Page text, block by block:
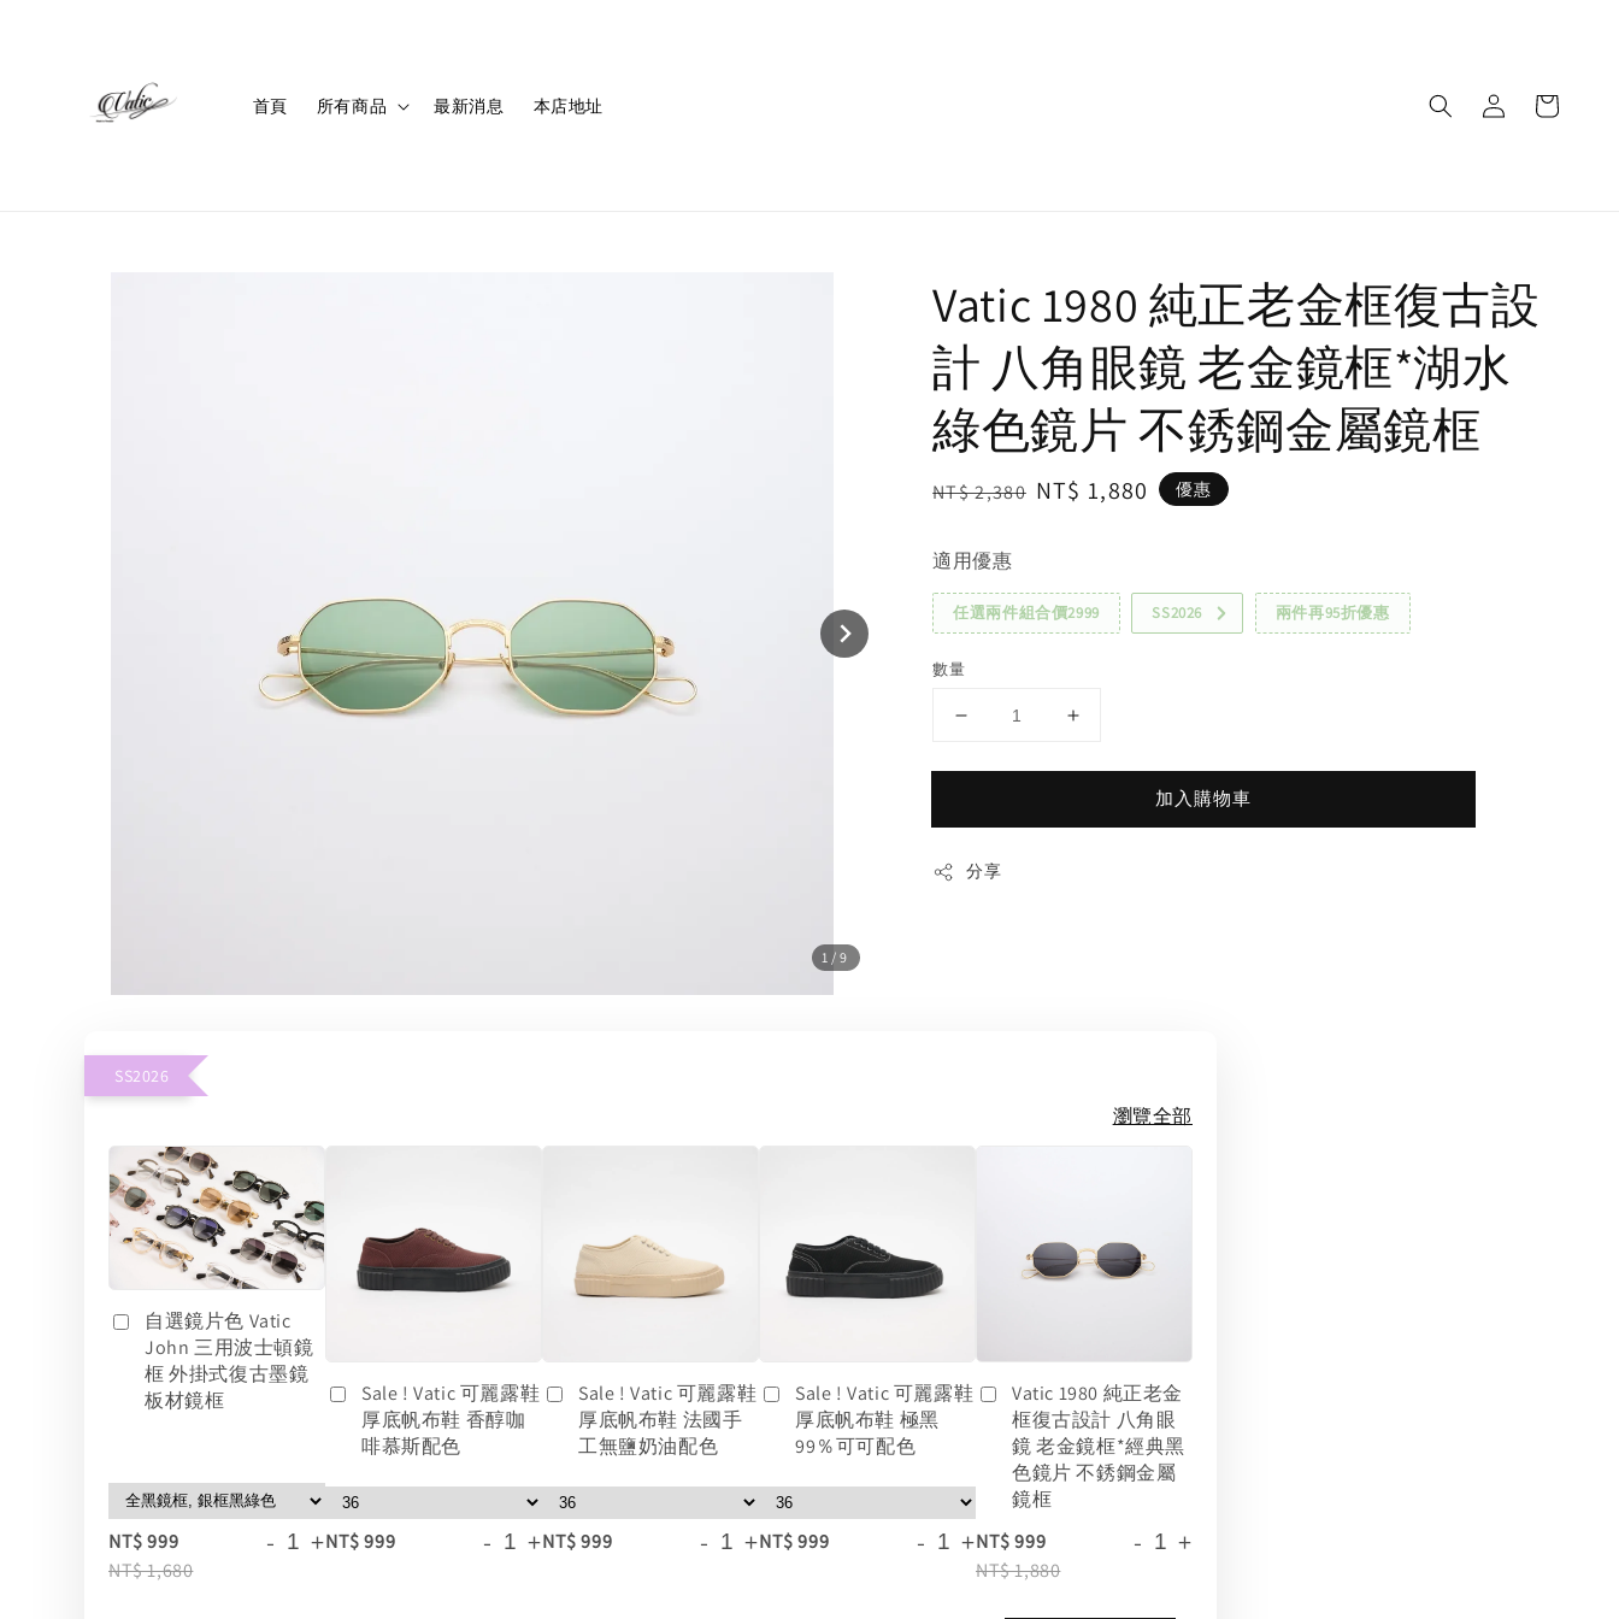
首頁 所有商品 最新消息 本店地址
1 /9
Vatic 1980 純正老金框復古設
計 八角眼鏡 老金鏡框*湖水
綠色鏡片 不銹鋼金屬鏡框
Regular
NT$ 2,380 Sale
NT$ 1,880 優惠
適用優惠
任選兩件組合價2999 SS2026 兩件再95折優惠
數量
加入購物車
分享
SS2026
瀏覽全部
自選鏡片色 Vatic
John 三用波士頓鏡
框 外掛式復古墨鏡
板材鏡框
NT$ 999
NT$ 1,680
- +
Sale ! Vatic 可麗露鞋
厚底帆布鞋 香醇咖
啡慕斯配色
NT$ 999 - +
Sale ! Vatic 可麗露鞋
厚底帆布鞋 法國手
工無鹽奶油配色
NT$ 999 - +
Sale ! Vatic 可麗露鞋
厚底帆布鞋 極黑
99％可可配色
NT$ 999 - +
Vatic 1980 純正老金
框復古設計 八角眼
鏡 老金鏡框*經典黑
色鏡片 不銹鋼金屬
鏡框
NT$ 999
NT$ 1,880
- +